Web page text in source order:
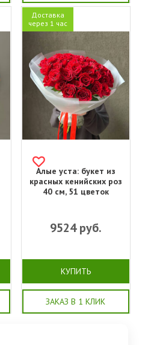
Доставка
через 1 час
Алые уста: букет из
красных кенийских роз
40 см, 51 цветок
9524руб.
КУПИТЬ
ЗАКАЗ В 1 КЛИК